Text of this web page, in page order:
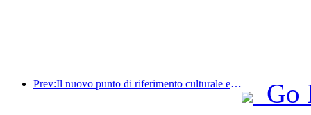
Prev:Il nuovo punto di riferimento culturale e turistico nel subcentro di Pechino, Pinnacle Park, verrà inaugurato ufficialmente quest'anno.
Go